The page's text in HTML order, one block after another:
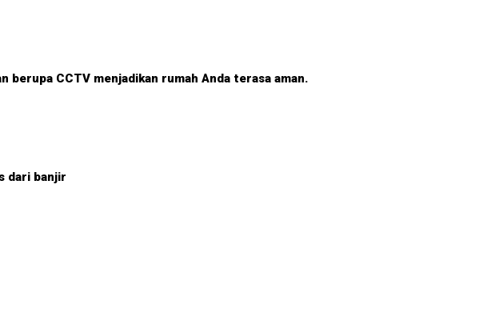
berupa CCTV menjadikan rumah Anda terasa aman.
dari banjir